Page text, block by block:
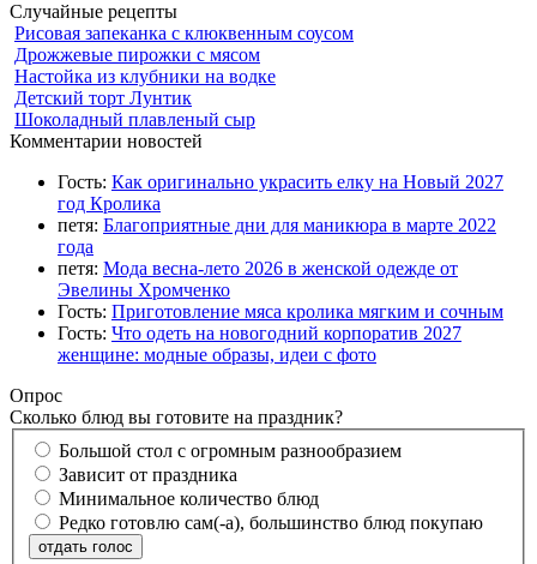
Случайные рецепты
Рисовая запеканка с клюквенным соусом
Дрожжевые пирожки с мясом
Настойка из клубники на водке
Детский торт Лунтик
Шоколадный плавленый сыр
Комментарии новостей
Гость: Как оригинально украсить елку на Новый 2027
год Кролика
петя: Благоприятные дни для маникюра в марте 2022
года
петя: Мода весна-лето 2026 в женской одежде от
Эвелины Хромченко
Гость: Приготовление мяса кролика мягким и сочным
Гость: Что одеть на новогодний корпоратив 2027
женщине: модные образы, идеи с фото
Опрос
Сколько блюд вы готовите на праздник?
Большой стол с огромным разнообразием
Зависит от праздника
Минимальное количество блюд
Редко готовлю сам(-а), большинство блюд покупаю
отдать голос